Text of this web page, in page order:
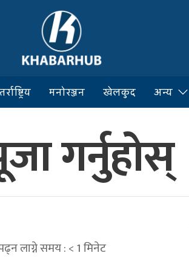
मनोरञ्जन खेलकुद अन्य
गर्नुहोस्
लाग्ने समय :< 1मिनेट